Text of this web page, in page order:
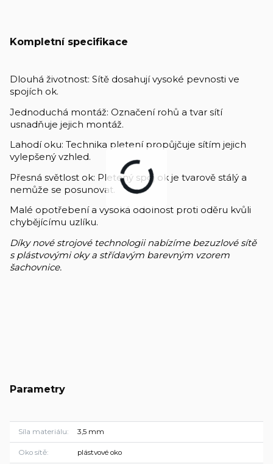
Kompletní specifikace
Dlouhá životnost: Sítě dosahují vysoké pevnosti ve
spojích ok.
Jednoduchá montáž: Označení rohů a tvar sítí
usnadňuje jejich montáž.
Lahodí oku: Technika pletení propůjčuje sítím jejich
vylepšený vzhled.
Přesná světlost ok: Pletený spoj ok je tvarově stálý a
nemůže se posunovat.
Malé opotřebení a vysoká odolnost proti oděru kvůli
chybějícímu uzlíku.
Díky nové strojové technologii nabízíme bezuzlové sítě
s plástvovými oky a střídavým barevným vzorem
šachovnice.
Parametry
Síla materiálu 3,5 mm
Oko sítě plástvové oko